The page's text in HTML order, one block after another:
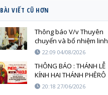
BÀI VIẾT CŨ HƠN
Thông báo V/v Thuyên
chuyển và bổ nhiệm linh
mục năm 2026
22:09 04/08/2026
THÔNG BÁO : THÁNH LỄ
KÍNH HAI THÁNH PHÊRÔ
VÀ PHAOLÔ
20:18 27/06/2026